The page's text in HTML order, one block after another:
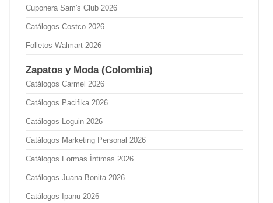
Cuponera Sam's Club 2026
Catálogos Costco 2026
Folletos Walmart 2026
Zapatos y Moda (Colombia)
Catálogos Carmel 2026
Catálogos Pacifika 2026
Catálogos Loguin 2026
Catálogos Marketing Personal 2026
Catálogos Formas Íntimas 2026
Catálogos Juana Bonita 2026
Catálogos Ipanu 2026